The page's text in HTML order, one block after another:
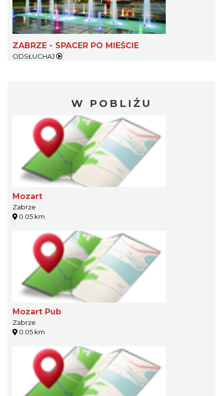
ZABRZE - SPACER PO MIEŚCIE
ODSŁUCHAJ
W POBLIŻU
Mozart
Zabrze
0.05 km
Mozart Pub
Zabrze
0.05 km